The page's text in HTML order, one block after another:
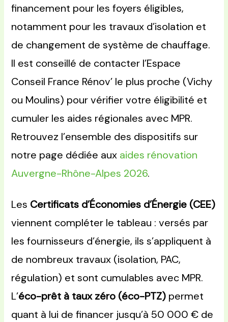
financement pour les foyers éligibles,
notamment pour les travaux d’isolation et
de changement de système de chauffage.
Il est conseillé de contacter l’Espace
Conseil France Rénov’ le plus proche (Vichy
ou Moulins) pour vérifier votre éligibilité et
cumuler les aides régionales avec MPR.
Retrouvez l’ensemble des dispositifs sur
notre page dédiée aux aides rénovation
Auvergne-Rhône-Alpes 2026.
Les Certificats d’Économies d’Énergie (CEE)
viennent compléter le tableau : versés par
les fournisseurs d’énergie, ils s’appliquent à
de nombreux travaux (isolation, PAC,
régulation) et sont cumulables avec MPR.
L’éco-prêt à taux zéro (éco-PTZ) permet
quant à lui de financer jusqu’à 50 000 € de